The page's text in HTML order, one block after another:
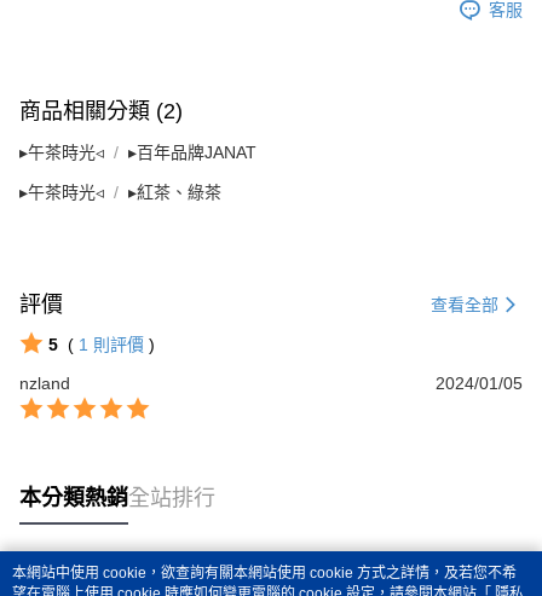
客服
商品相關分類 (2)
▸午茶時光◃ ▸百年品牌JANAT
▸午茶時光◃ ▸紅茶、綠茶
評價 查看全部
5 ( 1 則評價 )
nzland
2024/01/05
本分類熱銷全站排行
本網站中使用 cookie，欲查詢有關本網站使用 cookie 方式之詳情，及若您不希